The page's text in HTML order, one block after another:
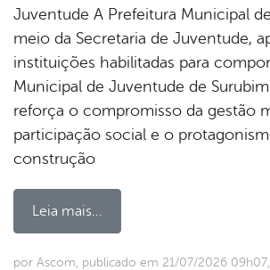
Juventude A Prefeitura Municipal
meio da Secretaria de Juventude,
instituições habilitadas para
Municipal de Juventude de
reforça o compromisso da gestão
participação social e o
construção
Leia mais...
por Ascom, publicado em 21/07/2026